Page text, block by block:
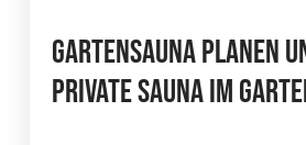
Gartensauna Planen
Private Sauna Im